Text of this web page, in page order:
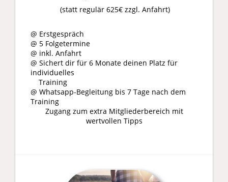
(statt regulär 625€ zzgl. Anfahrt)
@ Erstgespräch
@ 5 Folgetermine
@ inkl. Anfahrt
@ Sichert dir für 6 Monate deinen Platz für
individuelles
Training
@ Whatsapp-Begleitung bis 7 Tage nach dem
Training​
Zugang zum extra Mitgliederbereich mit
wertvollen Tipps